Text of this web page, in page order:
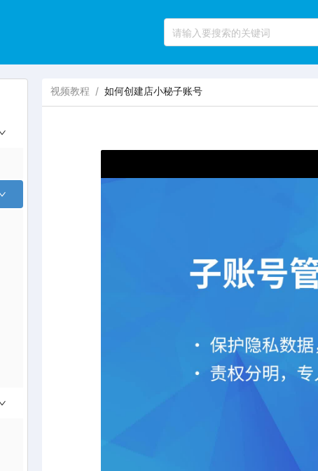
视频教程 / 如何创建店小秘子账号